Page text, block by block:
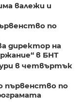
валежи и
по
директор на
в БНТ
в четвъртък
първенство по